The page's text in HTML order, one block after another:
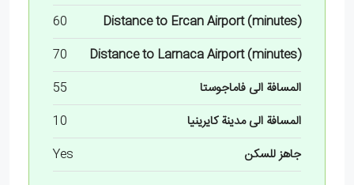
Distance to Ercan Airport (minutes)
60
Distance to Larnaca Airport (minutes)
70
المسافة الى فاماجوستا
55
المسافة الى مدينة كايرينيا
10
جاهز للسكن
Yes